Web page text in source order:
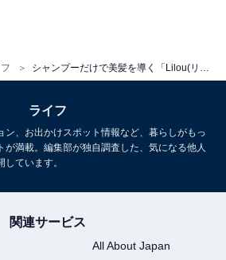
の専門家のコメント
ふんわりサラッとした指通りの
ライフ
ン、お出かけスポット情報など、暮らしがもっ
が満載。編集部が独自調査した、気になる他人
ています。
関連サービス
All About Japan